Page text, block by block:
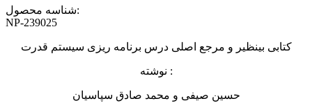
شناسه محصول:
NP-239025
کتابی بینظیر و مرجع اصلی درس برنامه ریزی سیستم قدرت
نوشته :
حسین صیفی و محمد صادق سپاسیان